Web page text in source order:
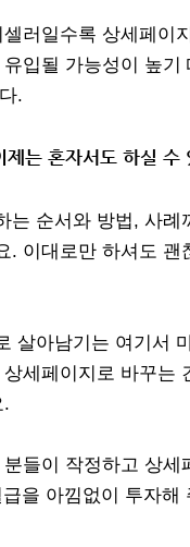
러일수록 상세페이
입될 가능성이 높
.
는 혼자서도 하실 수
는 순서와 방법, 사
. 이대로만 하셔도
살아남기는 여기서
세페이지로 바꾸는
.
들이 작정하고 상
을 아낌없이 투자